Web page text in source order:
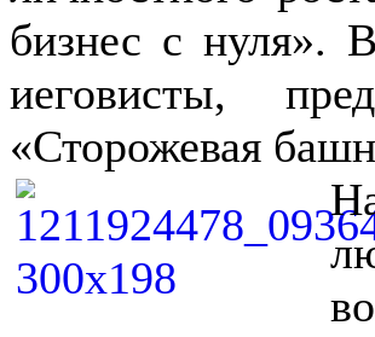
бизнес с нуля».
иеговисты,
«Сторожевая